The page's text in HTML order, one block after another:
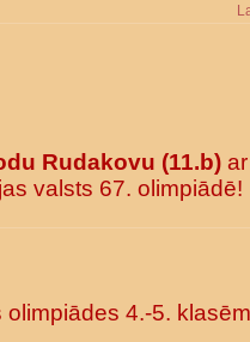
Rudakovu (11.b)ar
valsts 67. olimpiādē!
4.-5. klasēm